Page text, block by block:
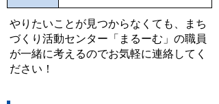
やりたいことが見つからなくても、まち
づくり活動センター「まるーむ」の職員
が一緒に考えるのでお気軽に連絡してく
ださい！